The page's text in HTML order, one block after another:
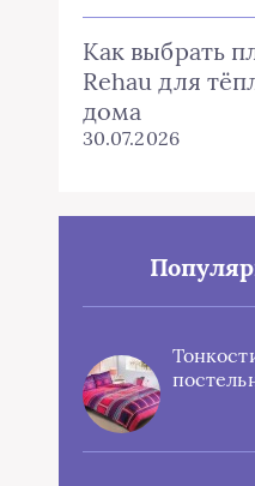
Как выбрать
Rehau для
дома
30.07.2026